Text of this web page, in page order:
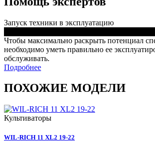
Запуск техники в эксплуатацию
Чтобы максимально раскрыть потенциал
необходимо уметь правильно ее
обслуживать.
Подробнее
ПОХОЖИЕ МОДЕЛИ
Культиваторы
WIL-RICH 11 XL2 19-22